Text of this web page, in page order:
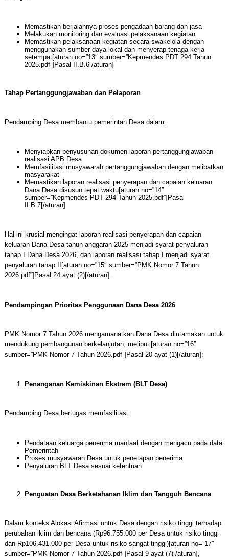
Memastikan berjalannya proses pengadaan barang dan jasa
Melakukan monitoring dan evaluasi pelaksanaan kegiatan
Memastikan pelaksanaan kegiatan secara swakelola dengan
menggunakan sumber daya lokal dan menyerap tenaga kerja
setempat[aturan no=”13″ sumber=”Kepmendes PDT 294 Tahun
2025.pdf”]Pasal II.B.6[/aturan]
Tahap Pertanggungjawaban dan Pelaporan
Pendamping Desa membantu pemerintah Desa dalam:
Menyiapkan penyusunan dokumen laporan pertanggungjawaban
realisasi APB Desa
Memfasilitasi musyawarah pertanggungjawaban dengan melibatkan
masyarakat
Memastikan laporan realisasi penyerapan dan capaian keluaran
Dana Desa disusun tepat waktu[aturan no=”14″
sumber=”Kepmendes PDT 294 Tahun 2025.pdf”]Pasal
II.B.7[/aturan]
Hal ini krusial mengingat laporan realisasi penyerapan dan capaian
keluaran Dana Desa tahun anggaran 2025 menjadi syarat penyaluran
tahap I Dana Desa 2026, dan laporan realisasi tahap I menjadi syarat
penyaluran tahap II[aturan no=”15″ sumber=”PMK Nomor 7 Tahun
2026.pdf”]Pasal 24 ayat (2)[/aturan].
Pendampingan Prioritas Penggunaan Dana Desa 2026
PMK Nomor 7 Tahun 2026 mengamanatkan Dana Desa diutamakan untuk
mendukung pembangunan berkelanjutan, meliputi[aturan no=”16″
sumber=”PMK Nomor 7 Tahun 2026.pdf”]Pasal 20 ayat (1)[/aturan]:
Penanganan Kemiskinan Ekstrem (BLT Desa)
Pendamping Desa bertugas memfasilitasi:
Pendataan keluarga penerima manfaat dengan mengacu pada data
Pemerintah
Proses musyawarah Desa untuk penetapan penerima
Penyaluran BLT Desa sesuai ketentuan
Penguatan Desa Berketahanan Iklim dan Tangguh Bencana
Dalam konteks Alokasi Afirmasi untuk Desa dengan risiko tinggi terhadap
perubahan iklim dan bencana (Rp96.755.000 per Desa untuk risiko tinggi
dan Rp106.431.000 per Desa untuk risiko sangat tinggi)[aturan no=”17″
sumber=”PMK Nomor 7 Tahun 2026.pdf”]Pasal 9 ayat (7)[/aturan],